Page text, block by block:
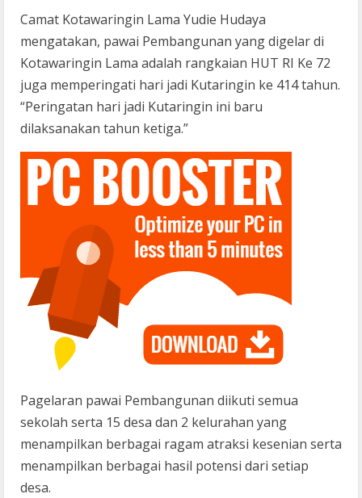
Camat Kotawaringin Lama Yudie Hudaya
mengatakan, pawai Pembangunan yang digelar di
Kotawaringin Lama adalah rangkaian HUT RI Ke 72
juga memperingati hari jadi Kutaringin ke 414 tahun.
“Peringatan hari jadi Kutaringin ini baru
dilaksanakan tahun ketiga.”
Pagelaran pawai Pembangunan diikuti semua
sekolah serta 15 desa dan 2 kelurahan yang
menampilkan berbagai ragam atraksi kesenian serta
menampilkan berbagai hasil potensi dari setiap
desa.